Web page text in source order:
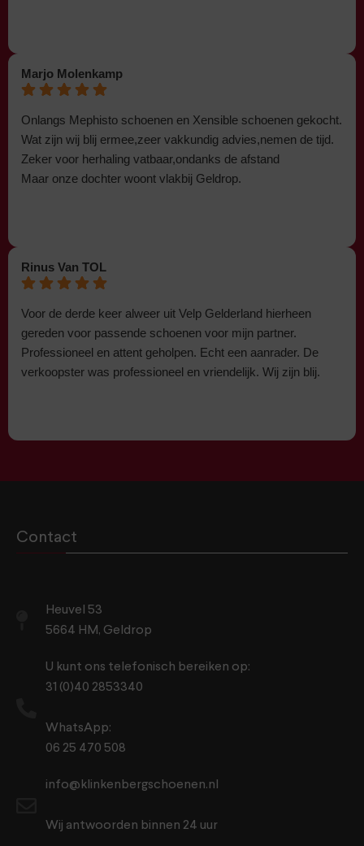
Marjo Molenkamp
Onlangs Mephisto schoenen en Xensible schoenen gekocht.
Wat zijn wij blij ermee,zeer vakkundig advies,nemen de tijd.
Zeker voor herhaling vatbaar,ondanks de afstand
Maar onze dochter woont vlakbij Geldrop.
Rinus Van TOL
Voor de derde keer alweer uit Velp Gelderland hierheen
gereden voor passende schoenen voor mijn partner.
Professioneel en attent geholpen. Echt een aanrader. De
verkoopster was professioneel en vriendelijk. Wij zijn blij.
Contact
Heuvel 53
5664 HM, Geldrop
U kunt ons telefonisch bereiken op:
31 (0)40 2853340
WhatsApp:
06 25 470 508
info@klinkenbergschoenen.nl
Wij antwoorden binnen 24 uur